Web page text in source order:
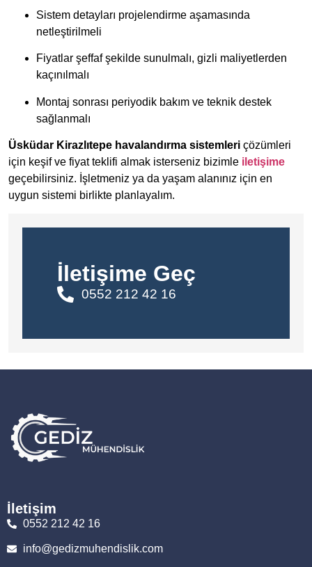
İletişime Geç
0552 212 42 16
Sistem detayları projelendirme aşamasında
netleştirilmeli
Fiyatlar şeffaf şekilde sunulmalı, gizli maliyetlerden
kaçınılmalı
Montaj sonrası periyodik bakım ve teknik destek
sağlanmalı
Üsküdar Kirazlıtepe havalandırma sistemleri çözümleri
için keşif ve fiyat teklifi almak isterseniz bizimle iletişime
geçebilirsiniz. İşletmeniz ya da yaşam alanınız için en
uygun sistemi birlikte planlayalım.
İletişim
0552 212 42 16
info@gedizmuhendislik.com